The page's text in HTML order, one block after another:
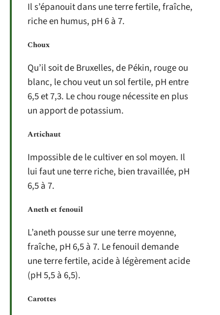
Il s’épanouit dans une terre fertile, fraîche,
riche en humus, pH 6 à 7.
Choux
Qu’il soit de Bruxelles, de Pékin, rouge ou
blanc, le chou veut un sol fertile, pH entre
6,5 et 7,3. Le chou rouge nécessite en plus
un apport de potassium.
Artichaut
Impossible de le cultiver en sol moyen. Il
lui faut une terre riche, bien travaillée, pH
6,5 à 7.
Aneth et fenouil
L’aneth pousse sur une terre moyenne,
fraîche, pH 6,5 à 7. Le fenouil demande
une terre fertile, acide à légèrement acide
(pH 5,5 à 6,5).
Carottes